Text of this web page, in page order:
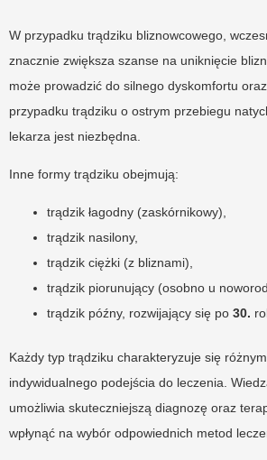
W przypadku trądziku bliznowcowego,
znacznie zwiększa szanse na uniknięcie
może prowadzić do silnego dyskomfortu
przypadku trądziku o ostrym przebiegu
lekarza jest niezbędna.
Inne formy trądziku obejmują:
trądzik łagodny (zaskórnikowy),
trądzik nasilony,
trądzik ciężki (z bliznami),
trądzik piorunujący (osobno u
trądzik późny, rozwijający się po 30.
Każdy typ trądziku charakteryzuje się
indywidualnego podejścia do leczenia.
umożliwia skuteczniejszą diagnozę oraz
wpłynąć na wybór odpowiednich metod